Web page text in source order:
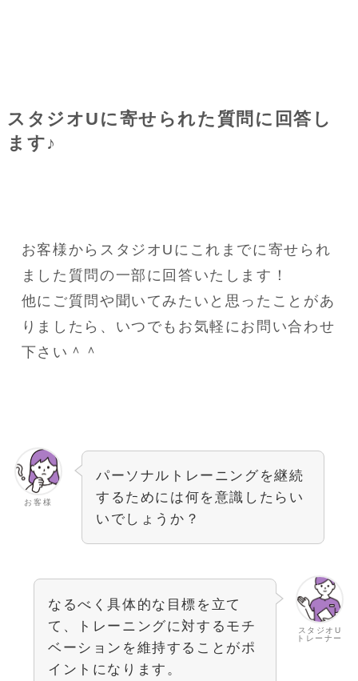
スタジオUに寄せられた質問に回答し
ます♪
お客様からスタジオUにこれまでに寄せられ
ました質問の一部に回答いたします！
他にご質問や聞いてみたいと思ったことがあ
りましたら、いつでもお気軽にお問い合わせ
下さい＾＾
お客様
パーソナルトレーニングを継続
するためには何を意識したらい
いでしょうか？
スタジオU
トレーナー
なるべく具体的な目標を立て
て、トレーニングに対するモチ
ベーションを維持することがポ
イントになります。